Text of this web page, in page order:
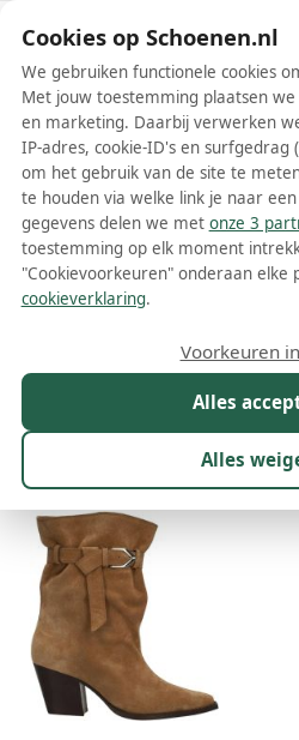
Schoenen.nl
Beige Sacha dames
Meer lezen
Kleur 1
28 resultaten:
Cookies op Schoenen.nl
We gebruiken functionele cookies
Met jouw toestemming plaatsen
en marketing. Daarbij verwerken
IP-adres, cookie-ID's en surfgedrag
om het gebruik van de site te
te houden via welke link je naar
gegevens delen we met onze 3
toestemming op elk moment
"Cookievoorkeuren" onderaan elke
cookieverklaring.
Alles
Alles
Voorkeuren